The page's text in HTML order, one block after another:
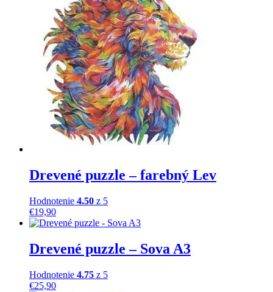
Drevené puzzle – farebný Lev
Hodnotenie 4.50 z 5
€19,90
Drevené puzzle – Sova A3
Hodnotenie 4.75 z 5
€25,90